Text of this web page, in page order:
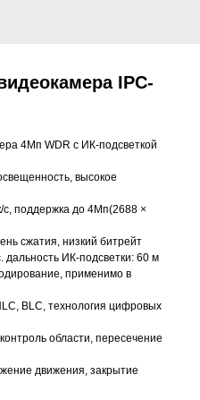
IPC-
4Мп WDR с ИК-подсветкой
высокое
поддержка до 4Мп(2688 ×
сжатия, низкий битрейт
ИК-подсветки: 60 м
применимо в
BLC, технология цифровых
области, пересечение
движения, закрытие